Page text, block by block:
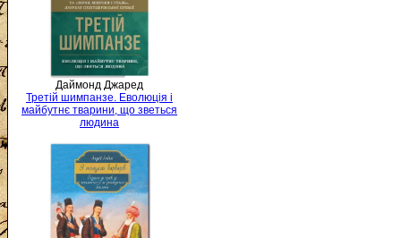
Даймонд Джаред
Третій шимпанзе. Еволюція і
майбутнє тварини, що зветься
людина